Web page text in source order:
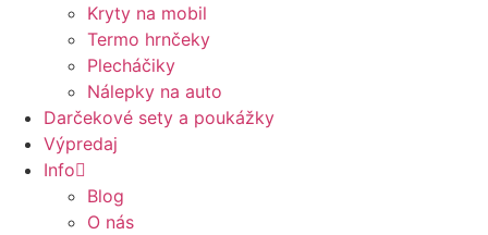
Kryty na mobil
Termo hrnčeky
Plecháčiky
Nálepky na auto
Darčekové sety a poukážky
Výpredaj
Info
Blog
O nás